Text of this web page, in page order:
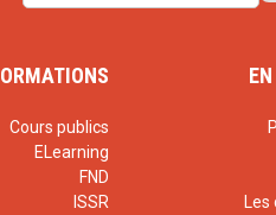
Cours publics
ELearning
FND
ISSR